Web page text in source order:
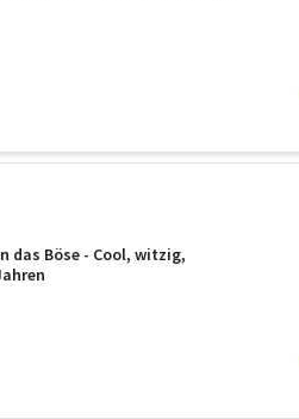
das Böse - Cool, witzig,